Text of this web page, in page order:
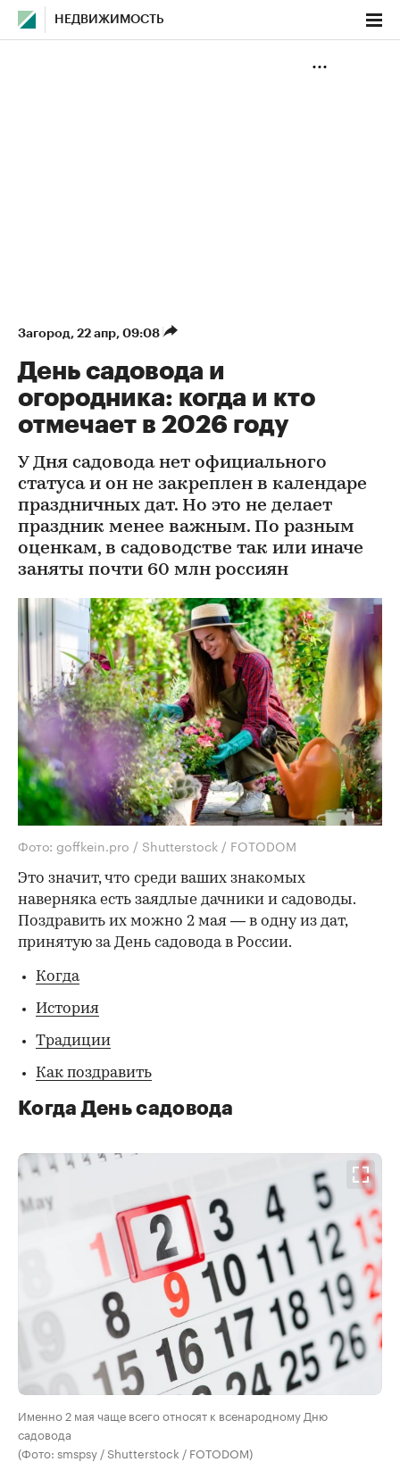
НЕДВИЖИМОСТЬ
Загород⁠, 22 апр, 09:08
День садовода и
огородника: когда и кто
отмечает в 2026 году
У Дня садовода нет официального
статуса и он не закреплен в календаре
праздничных дат. Но это не делает
праздник менее важным. По разным
оценкам, в садоводстве так или иначе
заняты почти 60 млн россиян
Фото: goffkein.pro / Shutterstock / FOTODOM
Это значит, что среди ваших знакомых
наверняка есть заядлые дачники и садоводы.
Поздравить их можно 2 мая — в одну из дат,
принятую за День садовода в России.
Когда
История
Традиции
Как поздравить
Когда День садовода
Именно 2 мая чаще всего относят к всенародному Дню
садовода
(Фото: smspsy / Shutterstock / FOTODOM)